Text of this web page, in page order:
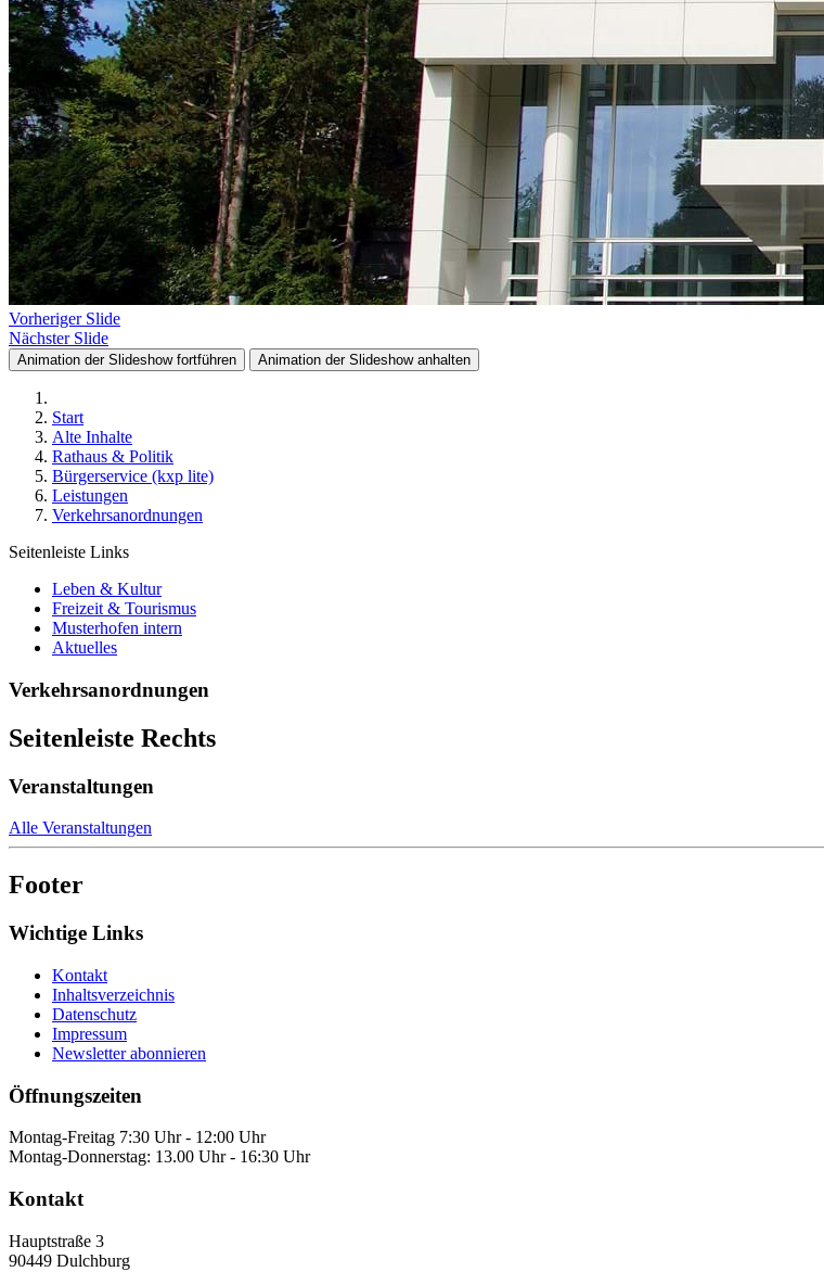
Vorheriger Slide
Nächster Slide
Animation der Slideshow fortführen Animation der Slideshow anhalten
Start
Alte Inhalte
Rathaus & Politik
Bürgerservice (kxp lite)
Leistungen
Verkehrsanordnungen
Seitenleiste Links
Leben & Kultur
Freizeit & Tourismus
Musterhofen intern
Aktuelles
Verkehrsanordnungen
Seitenleiste Rechts
Veranstaltungen
Alle Veranstaltungen
Footer
Wichtige Links
Kontakt
Inhaltsverzeichnis
Datenschutz
Impressum
Newsletter abonnieren
Öffnungszeiten
Montag-Freitag 7:30 Uhr - 12:00 Uhr
Montag-Donnerstag: 13.00 Uhr - 16:30 Uhr
Kontakt
Hauptstraße 3
90449 Dulchburg